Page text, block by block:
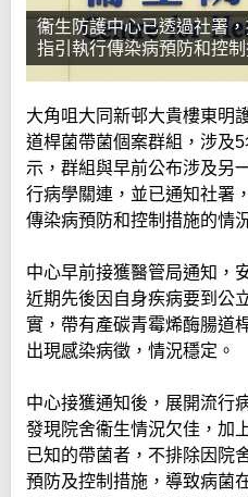
衞生防護中心已透過社署
指引執行傳染病預防和控制
大角咀大同新邨大貴樓東明
道桿菌帶菌個案群組，涉及
示，群組與早前公布涉及另
行病學關連，並已通知社署
傳染病預防和控制措施的情
中心早前接獲醫管局通知，
近期先後因自身疾病要到公
實，帶有產碳青霉烯酶腸道
出現感染病徵，情況穩定。
中心接獲通知後，展開流行
發現院舍衞生情況欠佳，加
已知的帶菌者，不排除因院
預防及控制措施，導致病菌